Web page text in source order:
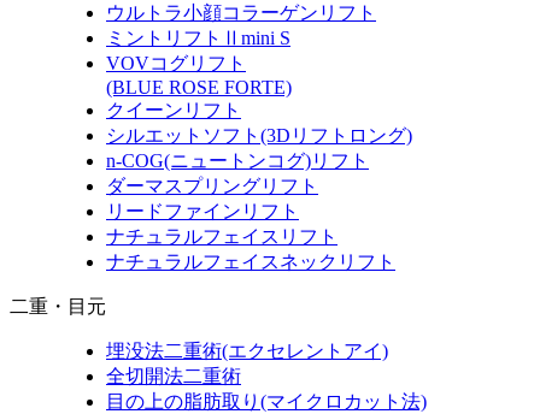
ウルトラ小顔コラーゲンリフト
ミントリフトⅡmini S
VOVコグリフト
(BLUE ROSE FORTE)
クイーンリフト
シルエットソフト (3Dリフトロング)
n-COG(ニュートンコグ)リフト
ダーマスプリングリフト
リードファインリフト
ナチュラルフェイスリフト
ナチュラルフェイスネックリフト
二重・目元
埋没法二重術(エクセレントアイ)
全切開法二重術
目の上の脂肪取り (マイクロカット法)